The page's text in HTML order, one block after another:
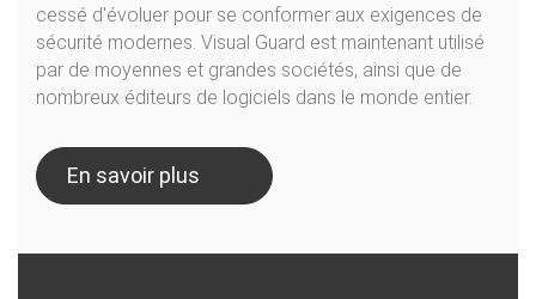
cessé d'évoluer pour se conformer aux exigences de
sécurité modernes. Visual Guard est maintenant utilisé
par de moyennes et grandes sociétés, ainsi que de
nombreux éditeurs de logiciels dans le monde entier.
En savoir plus